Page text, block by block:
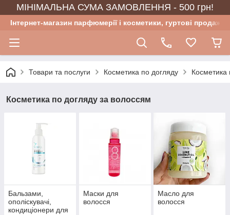
МІНІМАЛЬНА СУМА ЗАМОВЛЕННЯ - 500 грн!
Інтернет-магазин парфюмерії і косметики, гуртові продажі
Товари та послуги Косметика по догляду Косметика
Косметика по догляду за волоссям
Бальзами,
ополіскувачі,
кондиціонери для
Маски для
волосся
Масло для
волосся